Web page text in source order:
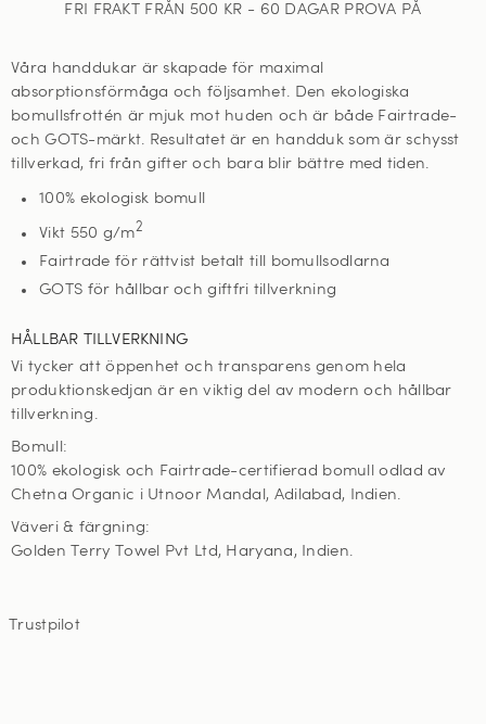
FRI FRAKT FRÅN 500 KR - 60 DAGAR PROVA PÅ
Våra handdukar är skapade för maximal
absorptionsförmåga och följsamhet. Den ekologiska
bomullsfrottén är mjuk mot huden och är både Fairtrade-
och GOTS-märkt. Resultatet är en handduk som är schysst
tillverkad, fri från gifter och bara blir bättre med tiden.
100% ekologisk bomull
Vikt 550 g/m2
Fairtrade för rättvist betalt till bomullsodlarna
GOTS för hållbar och giftfri tillverkning
HÅLLBAR TILLVERKNING
Vi tycker att öppenhet och transparens genom hela
produktionskedjan är en viktig del av modern och hållbar
tillverkning.
Bomull:
100% ekologisk och Fairtrade-certifierad bomull odlad av
Chetna Organic i Utnoor Mandal, Adilabad, Indien.
Väveri & färgning:
Golden Terry Towel Pvt Ltd, Haryana, Indien.
Trustpilot